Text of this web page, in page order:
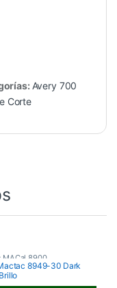
Avery 700
Corte
MACal 8900
8949-30 Dark